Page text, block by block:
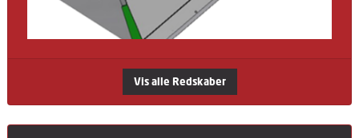
Vis alle Redskaber